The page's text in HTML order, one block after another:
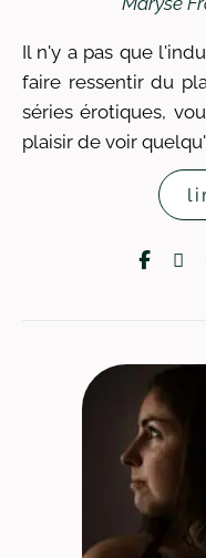
Il n'y a pas que l'industrie du porno X qui peut vous
faire ressentir du
séries érotiques,
plaisir de voir